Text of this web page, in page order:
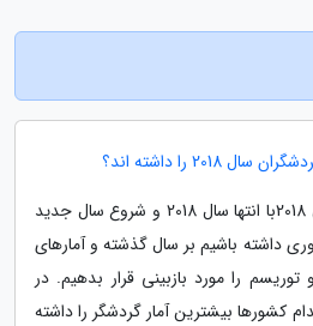
را داشته اند؟
پربازدیدترین کشورها در سال 2018با انتها سال 2018 و شروع سال جدید
داشته باشیم بر سال گذشته و آمارهای
را مورد بازبینی قرار بدهیم. در
کشورها بیشترین آمار گردشگر را داشته